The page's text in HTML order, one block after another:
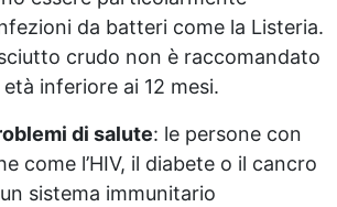
da batteri come la Listeria.
crudo non è raccomandato
inferiore ai 12 mesi.
di salute: le persone con
come l’HIV, il diabete o il cancro
sistema immunitario